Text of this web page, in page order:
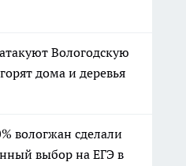
Вологодскую
дома и деревья
вологжан сделали
выбор на ЕГЭ в